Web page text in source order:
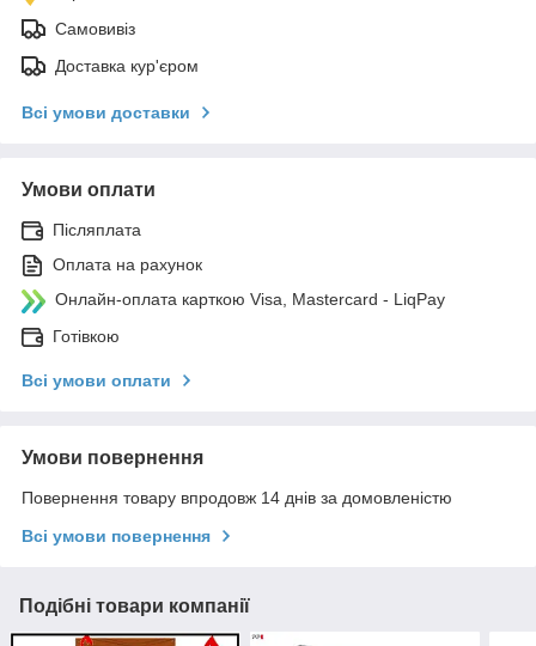
Самовивіз
Доставка кур'єром
Всі умови доставки
Умови оплати
Післяплата
Оплата на рахунок
Онлайн-оплата карткою Visa, Mastercard - LiqPay
Готівкою
Всі умови оплати
Умови повернення
Повернення товару впродовж 14 днів за домовленістю
Всі умови повернення
Подібні товари компанії